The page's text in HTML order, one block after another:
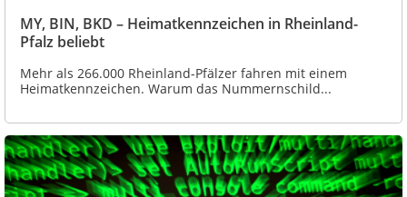
MY, BIN, BKD – Heimatkennzeichen in Rheinland-
Pfalz beliebt
Mehr als 266.000 Rheinland-Pfälzer fahren mit einem
Heimatkennzeichen. Warum das Nummernschild...